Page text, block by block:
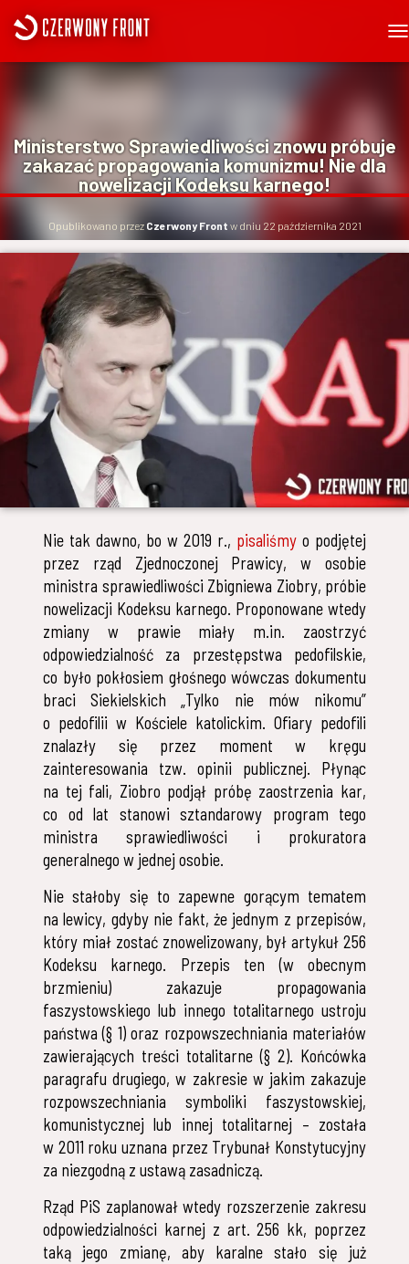
R
A
G
Ministerstwo Sprawiedliwości znowu próbuje
zakazać propagowania komunizmu! Nie dla
nowelizacji Kodeksu karnego!
Opublikowano przez Czerwony Front w dniu 22 października 2021
Nie tak dawno, bo w 2019 r., pisaliśmy o podjętej
przez rząd Zjednoczonej Prawicy, w osobie
ministra sprawiedliwości Zbigniewa Ziobry, próbie
nowelizacji Kodeksu karnego. Proponowane wtedy
zmiany w prawie miały m.in. zaostrzyć
odpowiedzialność za przestępstwa pedofilskie,
co było pokłosiem głośnego wówczas dokumentu
braci Siekielskich „Tylko nie mów nikomu”
o pedofilii w Kościele katolickim. Ofiary pedofili
znalazły się przez moment w kręgu
zainteresowania tzw. opinii publicznej. Płynąc
na tej fali, Ziobro podjął próbę zaostrzenia kar,
co od lat stanowi sztandarowy program tego
ministra sprawiedliwości i prokuratora
generalnego w jednej osobie.
Nie stałoby się to zapewne gorącym tematem
na lewicy, gdyby nie fakt, że jednym z przepisów,
który miał zostać znowelizowany, był artykuł 256
Kodeksu karnego. Przepis ten (w obecnym
brzmieniu) zakazuje propagowania
faszystowskiego lub innego totalitarnego ustroju
państwa (§ 1) oraz rozpowszechniania materiałów
zawierających treści totalitarne (§ 2). Końcówka
paragrafu drugiego, w zakresie w jakim zakazuje
rozpowszechniania symboliki faszystowskiej,
komunistycznej lub innej totalitarnej – została
w 2011 roku uznana przez Trybunał Konstytucyjny
za niezgodną z ustawą zasadniczą.
Rząd PiS zaplanował wtedy rozszerzenie zakresu
odpowiedzialności karnej z art. 256 kk, poprzez
taką jego zmianę, aby karalne stało się już